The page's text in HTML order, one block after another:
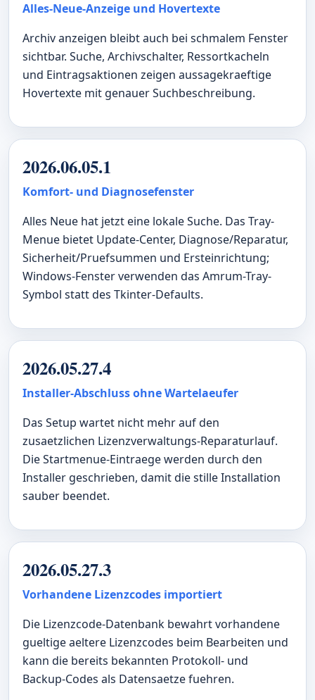
Alles-Neue-Anzeige und Hovertexte
Archiv anzeigen bleibt auch bei schmalem Fenster
sichtbar. Suche, Archivschalter, Ressortkacheln
und Eintragsaktionen zeigen aussagekraeftige
Hovertexte mit genauer Suchbeschreibung.
2026.06.05.1
Komfort- und Diagnosefenster
Alles Neue hat jetzt eine lokale Suche. Das Tray-
Menue bietet Update-Center, Diagnose/Reparatur,
Sicherheit/Pruefsummen und Ersteinrichtung;
Windows-Fenster verwenden das Amrum-Tray-
Symbol statt des Tkinter-Defaults.
2026.05.27.4
Installer-Abschluss ohne Wartelaeufer
Das Setup wartet nicht mehr auf den
zusaetzlichen Lizenzverwaltungs-Reparaturlauf.
Die Startmenue-Eintraege werden durch den
Installer geschrieben, damit die stille Installation
sauber beendet.
2026.05.27.3
Vorhandene Lizenzcodes importiert
Die Lizenzcode-Datenbank bewahrt vorhandene
gueltige aeltere Lizenzcodes beim Bearbeiten und
kann die bereits bekannten Protokoll- und
Backup-Codes als Datensaetze fuehren.